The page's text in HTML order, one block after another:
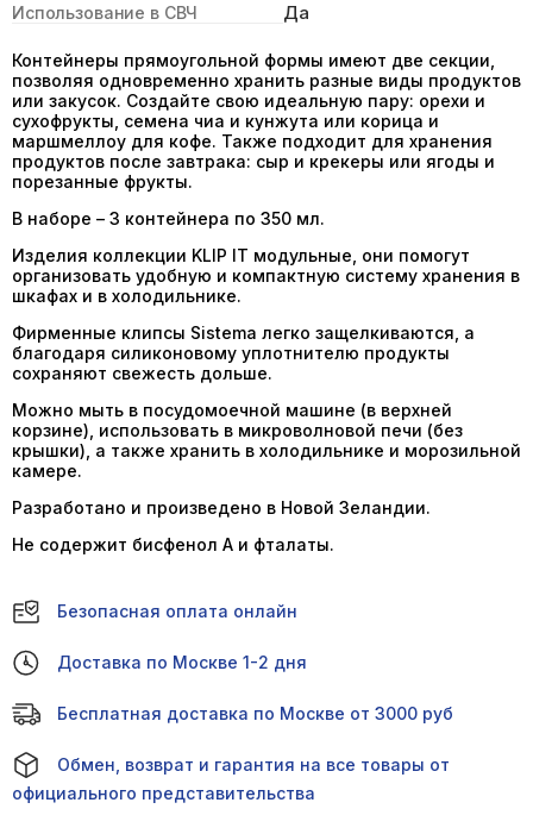
Использование в СВЧ Да
Контейнеры прямоугольной формы имеют две секции,
позволяя одновременно хранить разные виды продуктов
или закусок. Создайте свою идеальную пару: орехи и
сухофрукты, семена чиа и кунжута или корица и
маршмеллоу для кофе. Также подходит для хранения
продуктов после завтрака: сыр и крекеры или ягоды и
порезанные фрукты.
В наборе – 3 контейнера по 350 мл.
Изделия коллекции KLIP IT модульные, они помогут
организовать удобную и компактную систему хранения в
шкафах и в холодильнике.
Фирменные клипсы Sistema легко защелкиваются, а
благодаря силиконовому уплотнителю продукты
сохраняют свежесть дольше.
Можно мыть в посудомоечной машине (в верхней
корзине), использовать в микроволновой печи (без
крышки), а также хранить в холодильнике и морозильной
камере.
Разработано и произведено в Новой Зеландии.
Не содержит бисфенол А и фталаты.
Безопасная оплата онлайн
Доставка по Москве 1-2 дня
Бесплатная доставка по Москве от 3000 руб
Обмен, возврат и гарантия на все товары от
официального представительства